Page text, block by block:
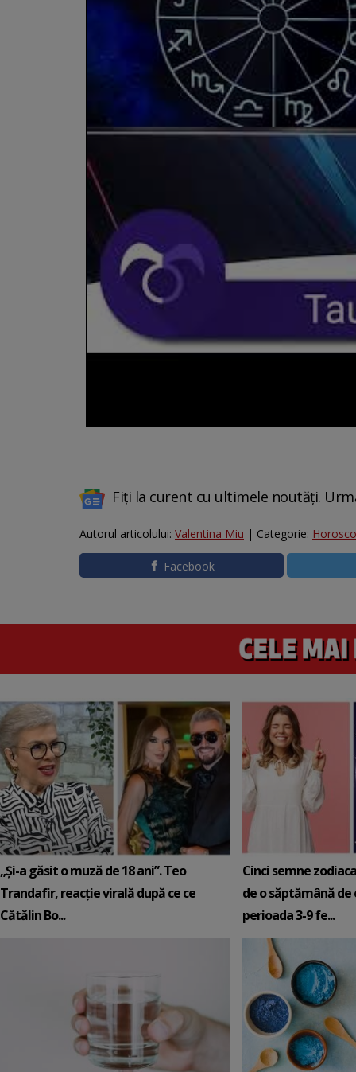
Fiți la curent cu ultimele noutăți.
Autorul articolului: Valentina Miu | Categorie:
Facebook
„Și-a găsit o muză de 18 ani”. Teo
Trandafir, reacție virală după ce ce
Cătălin Bo...
Cinci semne
de o săptămână de
perioada 3-9 fe...